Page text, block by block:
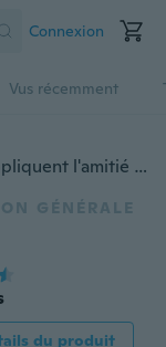
Connexion
Vus récemment
Les règles de la grotte de la chienne appliquent l'amitié suspendue Plaque Maison Mancave signe meilleur ami cadeau d'anniversaire
GÉNÉRALE
du produit